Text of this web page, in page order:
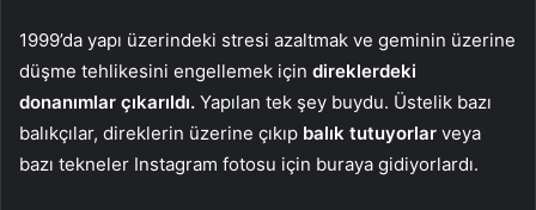
1999’da yapı üzerindeki stresi azaltmak ve geminin üzerine
düşme tehlikesini engellemek için direklerdeki
donanımlar çıkarıldı. Yapılan tek şey buydu. Üstelik bazı
balıkçılar, direklerin üzerine çıkıp balık tutuyorlar veya
bazı tekneler Instagram fotosu için buraya gidiyorlardı.